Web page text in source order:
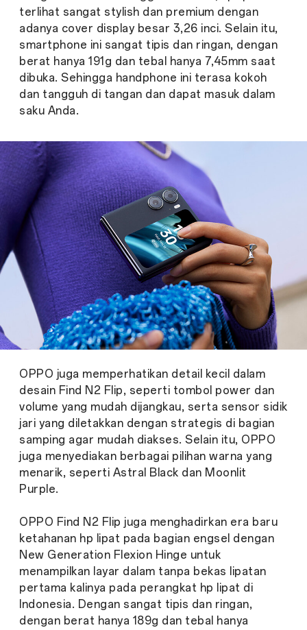
terlihat sangat stylish dan premium dengan
adanya cover display besar 3,26 inci. Selain itu,
smartphone ini sangat tipis dan ringan, dengan
berat hanya 191g dan tebal hanya 7,45mm saat
dibuka. Sehingga handphone ini terasa kokoh
dan tangguh di tangan dan dapat masuk dalam
saku Anda.
OPPO juga memperhatikan detail kecil dalam
desain Find N2 Flip, seperti tombol power dan
volume yang mudah dijangkau, serta sensor sidik
jari yang diletakkan dengan strategis di bagian
samping agar mudah diakses. Selain itu, OPPO
juga menyediakan berbagai pilihan warna yang
menarik, seperti Astral Black dan Moonlit
Purple.
OPPO Find N2 Flip juga menghadirkan era baru
ketahanan hp lipat pada bagian engsel dengan
New Generation Flexion Hinge untuk
menampilkan layar dalam tanpa bekas lipatan
pertama kalinya pada perangkat hp lipat di
Indonesia. Dengan sangat tipis dan ringan,
dengan berat hanya 189g dan tebal hanya